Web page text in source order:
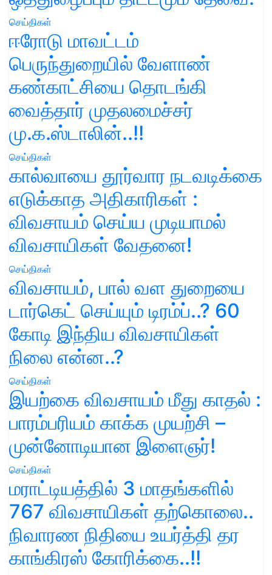
செய்திகள்
ஈரோடு மாவட்டம்
பெருந்துறையில் வேளாண்
கண்காட்சியை தொடங்கி
வைத்தார் முதலமைச்சர்
மு.க.ஸ்டாலின்..!!
செய்திகள்
கால்வாயை தூர்வார நடவடிக்கை
எடுக்காத அதிகாரிகள் :
விவசாயம் செய்ய முடியாமல்
விவசாயிகள் வேதனை!
செய்திகள்
விவசாயம், பால் வள துறையை
டார்கெட் செய்யும் டிரம்ப்..? 60
கோடி இந்திய விவசாயிகள்
நிலை என்ன..?
செய்திகள்
இயற்கை விவசாயம் மீது காதல் :
பாரம்பரியம் காக்க முயற்சி –
முன்னோடியான இளைஞர்!
செய்திகள்
மராட்டியத்தில் 3 மாதங்களில்
767 விவசாயிகள் தற்கொலை..
நிவாரண நிதியை உயர்த்தி தர
காங்கிரஸ் கோரிக்கை..!!